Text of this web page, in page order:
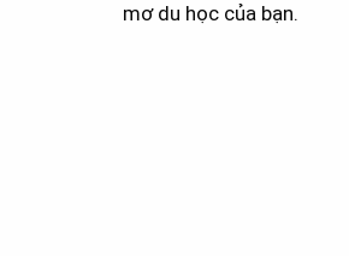
mơ du học của bạn.